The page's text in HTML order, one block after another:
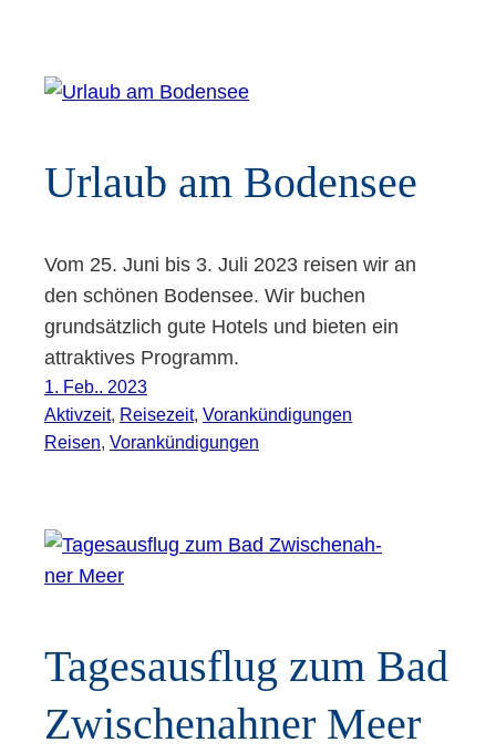
Urlaub am Bodensee
Vom 25. Juni bis 3. Juli 2023 reisen wir an
den schönen Bodensee. Wir buchen
grundsätzlich gute Hotels und bieten ein
attraktives Programm.
1. Feb.. 2023
Aktivzeit, Reisezeit, Vorankündigungen
Reisen, Vorankündigungen
Tages­aus­flug zum Bad
Zwi­schen­ah­ner Meer